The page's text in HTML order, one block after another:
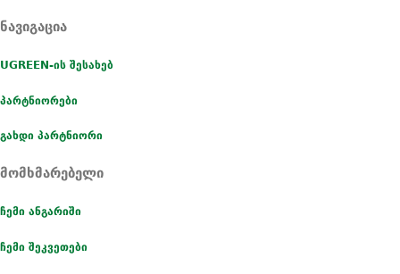
ნავიგაცია
UGREEN-ის შესახებ
პარტნიორები
გახდი პარტნიორი
მომხმარებელი
ჩემი ანგარიში
ჩემი შეკვეთები